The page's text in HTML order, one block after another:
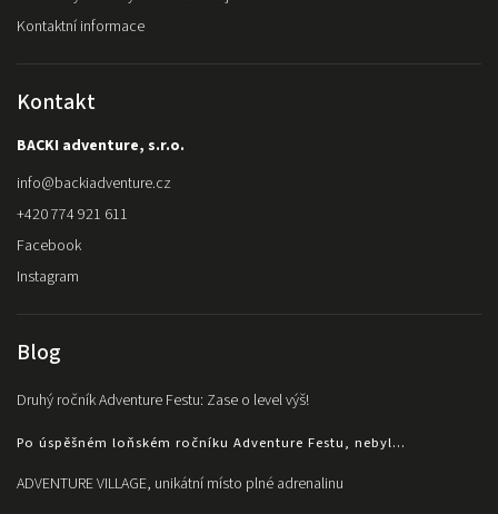
Kontaktní informace
Kontakt
BACKI adventure, s.r.o.
info@backiadventure.cz
+420 774 921 611
Facebook
Instagram
Blog
Druhý ročník Adventure Festu: Zase o level výš!
Po úspěšném loňském ročníku Adventure Festu, nebyl...
ADVENTURE VILLAGE, unikátní místo plné adrenalinu